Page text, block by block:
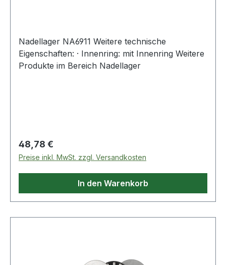
Nadellager NA6911 Weitere technische
Eigenschaften: · Innenring: mit Innenring Weitere
Produkte im Bereich Nadellager
Regulärer Preis:
48,78 €
Preise inkl. MwSt. zzgl. Versandkosten
In den Warenkorb